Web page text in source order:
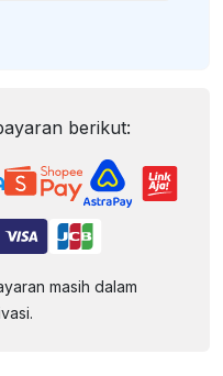
berikut:
masih dalam